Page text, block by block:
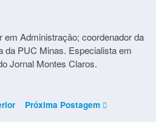
Administração; coordenador da
da PUC Minas. Especialista em
Jornal Montes Claros.
Próxima Postagem